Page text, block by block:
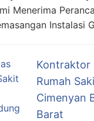
Menerima
Instalasi
Kontraktor
Rumah
Cimenyan
Barat